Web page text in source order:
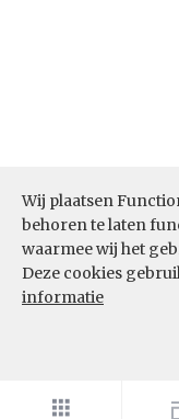
Wij plaatsen
behoren te laten
waarmee wij het
Deze cookies
informatie